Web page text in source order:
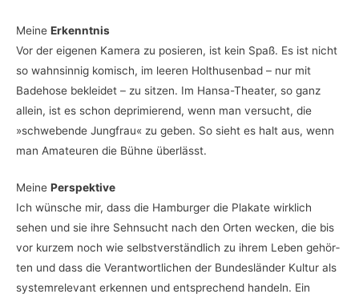
Mei­ne Erkenntnis
Vor der eige­nen Kame­ra zu posie­ren, ist kein Spaß. Es ist nicht
so wahn­sin­nig komisch, im lee­ren Hol­thu­sen­bad – nur mit
Bade­ho­se beklei­det – zu sit­zen. Im Han­sa-Thea­ter, so ganz
allein, ist es schon depri­mie­rend, wenn man ver­sucht, die
»schwe­ben­de Jung­frau« zu geben. So sieht es halt aus, wenn
man Ama­teu­ren die Büh­ne überlässt.
Mei­ne Perspektive
Ich wün­sche mir, dass die Ham­bur­ger die Pla­ka­te wirk­lich
sehen und sie ihre Sehn­sucht nach den Orten wecken, die bis
vor kur­zem noch wie selbst­ver­ständ­lich zu ihrem Leben gehör­
ten und dass die Ver­ant­wort­li­chen der Bun­des­län­der Kul­tur als
sys­tem­re­le­vant erken­nen und ent­spre­chend han­deln. Ein